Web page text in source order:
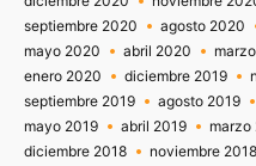
septiembre 2020
agosto 2020
mayo 2020
abril 2020
enero 2020
diciembre 2019
septiembre 2019
agosto 2019
mayo 2019
abril 2019 marzo
diciembre 2018
noviembre 2018